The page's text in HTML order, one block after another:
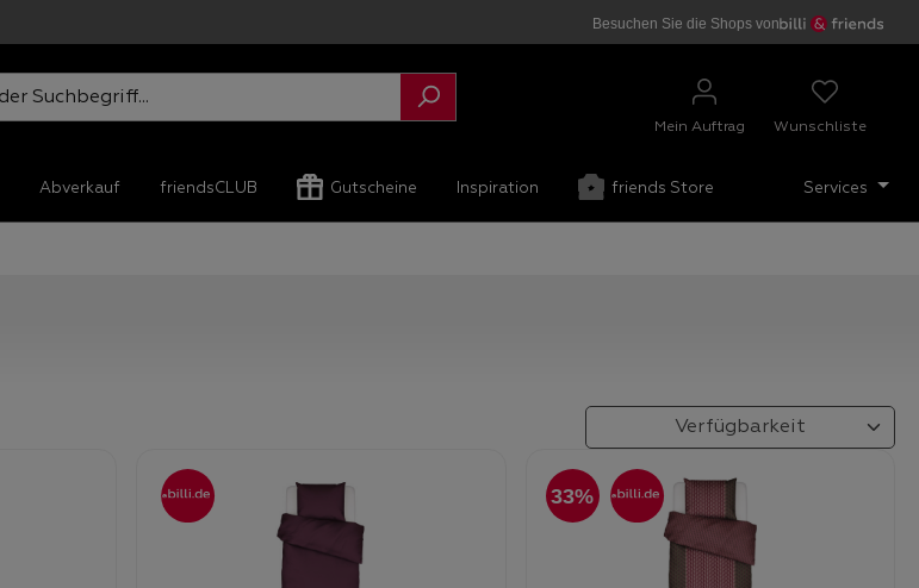
Besuchen Sie die Shops von
Mein Auftrag Wunschliste
Abverkauf friendsCLUB Gutscheine Inspiration friends Store Services
33%